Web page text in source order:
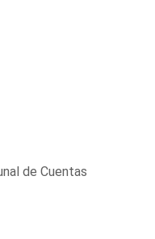
de Cuentas